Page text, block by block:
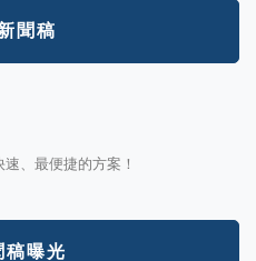
聞稿
、最便捷的方案！
稿曝光